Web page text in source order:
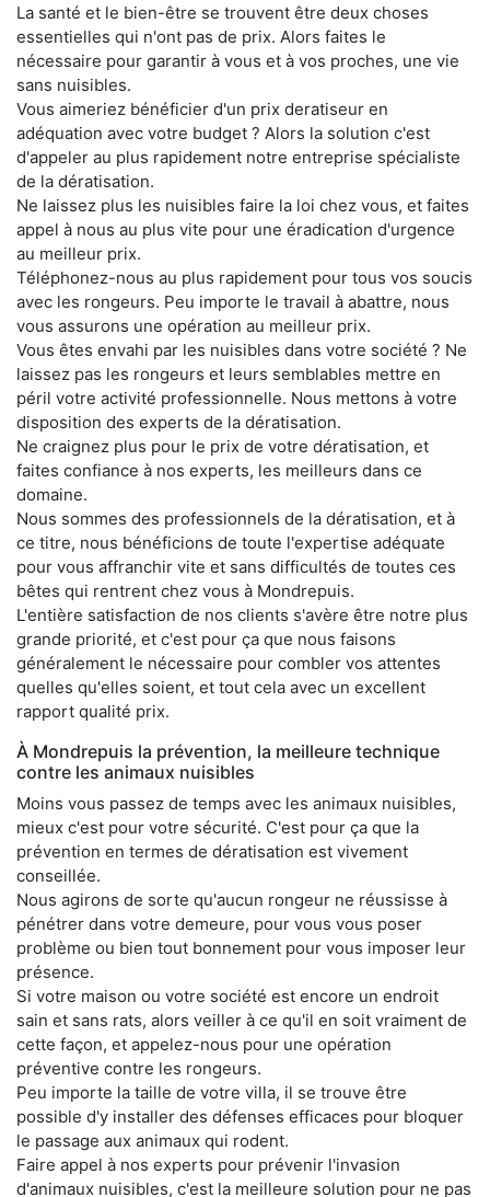
La santé et le bien-être se trouvent être deux choses
essentielles qui n'ont pas de prix. Alors faites le
nécessaire pour garantir à vous et à vos proches, une vie
sans nuisibles.
Vous aimeriez bénéficier d'un prix deratiseur en
adéquation avec votre budget ? Alors la solution c'est
d'appeler au plus rapidement notre entreprise spécialiste
de la dératisation.
Ne laissez plus les nuisibles faire la loi chez vous, et faites
appel à nous au plus vite pour une éradication d'urgence
au meilleur prix.
Téléphonez-nous au plus rapidement pour tous vos soucis
avec les rongeurs. Peu importe le travail à abattre, nous
vous assurons une opération au meilleur prix.
Vous êtes envahi par les nuisibles dans votre société ? Ne
laissez pas les rongeurs et leurs semblables mettre en
péril votre activité professionnelle. Nous mettons à votre
disposition des experts de la dératisation.
Ne craignez plus pour le prix de votre dératisation, et
faites confiance à nos experts, les meilleurs dans ce
domaine.
Nous sommes des professionnels de la dératisation, et à
ce titre, nous bénéficions de toute l'expertise adéquate
pour vous affranchir vite et sans difficultés de toutes ces
bêtes qui rentrent chez vous à Mondrepuis.
L'entière satisfaction de nos clients s'avère être notre plus
grande priorité, et c'est pour ça que nous faisons
généralement le nécessaire pour combler vos attentes
quelles qu'elles soient, et tout cela avec un excellent
rapport qualité prix.
À Mondrepuis la prévention, la meilleure technique
contre les animaux nuisibles
Moins vous passez de temps avec les animaux nuisibles,
mieux c'est pour votre sécurité. C'est pour ça que la
prévention en termes de dératisation est vivement
conseillée.
Nous agirons de sorte qu'aucun rongeur ne réussisse à
pénétrer dans votre demeure, pour vous vous poser
problème ou bien tout bonnement pour vous imposer leur
présence.
Si votre maison ou votre société est encore un endroit
sain et sans rats, alors veiller à ce qu'il en soit vraiment de
cette façon, et appelez-nous pour une opération
préventive contre les rongeurs.
Peu importe la taille de votre villa, il se trouve être
possible d'y installer des défenses efficaces pour bloquer
le passage aux animaux qui rodent.
Faire appel à nos experts pour prévenir l'invasion
d'animaux nuisibles, c'est la meilleure solution pour ne pas